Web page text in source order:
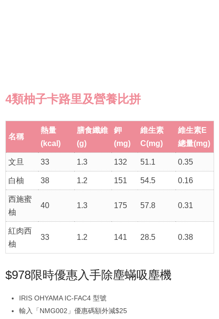
4類柚子卡路里及營養比拼
名稱
熱量
(kcal)
膳食纖維
(g)
鉀
(mg)
維生素
C(mg)
維生素E
總量(mg)
文旦 33 1.3 132 51.1 0.35
白柚 38 1.2 151 54.5 0.16
西施蜜
柚
40 1.3 175 57.8 0.31
紅肉西
柚
33 1.2 141 28.5 0.38
$978限時優惠入手除塵蟎吸塵機
IRIS OHYAMA IC-FAC4 型號
輸入「NMG002」優惠碼額外減$25